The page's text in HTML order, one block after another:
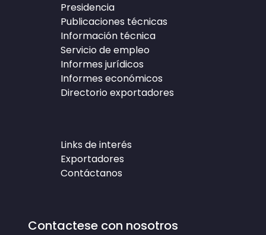
Presidencia
Publicaciones técnicas
Información técnica
Servicio de empleo
Informes jurídicos
Informes económicos
Directorio exportadores
Links de interés
Exportadores
Contáctanos
Contactese con nosotros